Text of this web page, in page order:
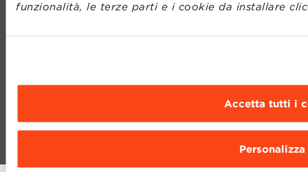
funzionalità, le terze parti e i cookie da installare
Accetta tutti i
Personalizza
Fondazione Bologna University Business School · info@bbs.unibo.it ·